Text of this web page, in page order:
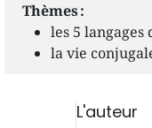
Thèmes :
les 5 langages
la vie
L'auteur